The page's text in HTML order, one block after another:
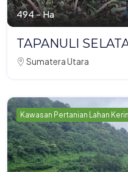
494 - Ha
TAPANULI
Sumatera Utara
Kawasan Pertanian Lahan